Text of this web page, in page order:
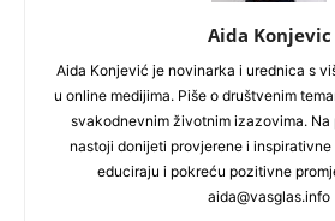
Aida Konjevic
Aida Konjević je novinarka i urednica s
u online medijima. Piše o društvenim
svakodnevnim životnim izazovima. Na
nastoji donijeti provjerene i
educiraju i pokreću pozitivne
aida@vasglas.info